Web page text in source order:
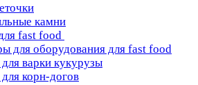
камни
fast food
для оборудования для fast food
варки кукурузы
корн-догов